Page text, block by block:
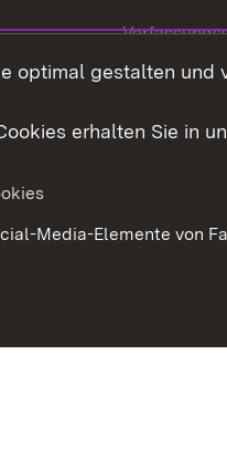
Datenschutz
optimal gestalten und
erhalten Sie in
Media-Elemente von